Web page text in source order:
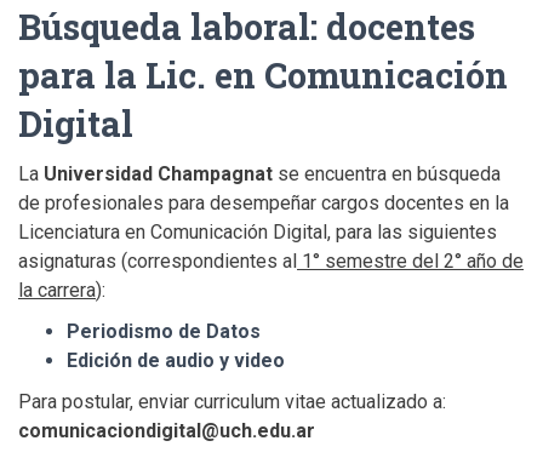
Búsqueda laboral: docentes
para la Lic. en Comunicación
Digital
La Universidad Champagnat se encuentra en búsqueda
de profesionales para desempeñar cargos docentes en la
Licenciatura en Comunicación Digital, para las siguientes
asignaturas (correspondientes al 1° semestre del 2° año de
la carrera):
Periodismo de Datos
Edición de audio y video
Para postular, enviar curriculum vitae actualizado a:
comunicaciondigital@uch.edu.ar